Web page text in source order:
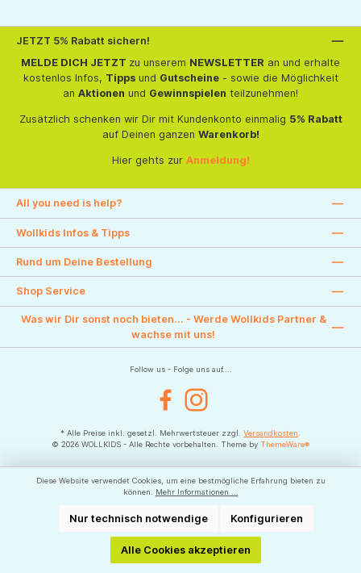
JETZT 5% Rabatt sichern!
MELDE DICH JETZT zu unserem NEWSLETTER an und erhalte
kostenlos Infos, Tippsund Gutscheine- sowie die Möglichkeit
an Aktionen und Gewinnspielen teilzunehmen!
Zusätzlich schenken wir Dir mit Kundenkonto einmalig 5% Rabatt
auf Deinen ganzen Warenkorb!
Hier gehts zur Anmeldung!
All you need is help?
Wollkids Infos & Tipps
Rund um Deine Bestellung
Shop Service
Was wir Dir sonst noch bieten... - Werde Wollkids Partner &
wachse mit uns!
Follow us - Folge uns auf....
FacebookInstagram
* Alle Preise inkl. gesetzl. Mehrwertsteuer zzgl. Versandkosten
© 2026 WOLLKIDS - Alle Rechte vorbehalten. Theme by ThemeWare®
Diese Website verwendet Cookies, um eine bestmögliche Erfahrung bieten zu
können.
Mehr Informationen ...
Nur technisch notwendige Konfigurieren
Alle Cookies akzeptieren